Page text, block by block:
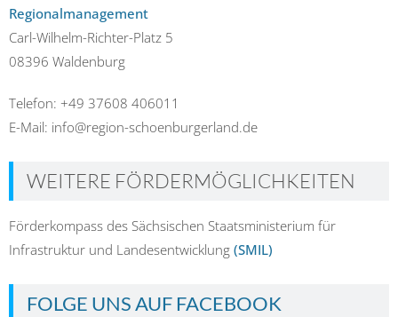
Regionalmanagement
Carl-Wilhelm-Richter-Platz 5
08396 Waldenburg
Telefon: +49 37608 406011
E-Mail: info@region-schoenburgerland.de
WEITERE FÖRDERMÖGLICHKEITEN
Förderkompass des Sächsischen Staatsministerium für
Infrastruktur und Landesentwicklung (SMIL)
FOLGE UNS AUF FACEBOOK